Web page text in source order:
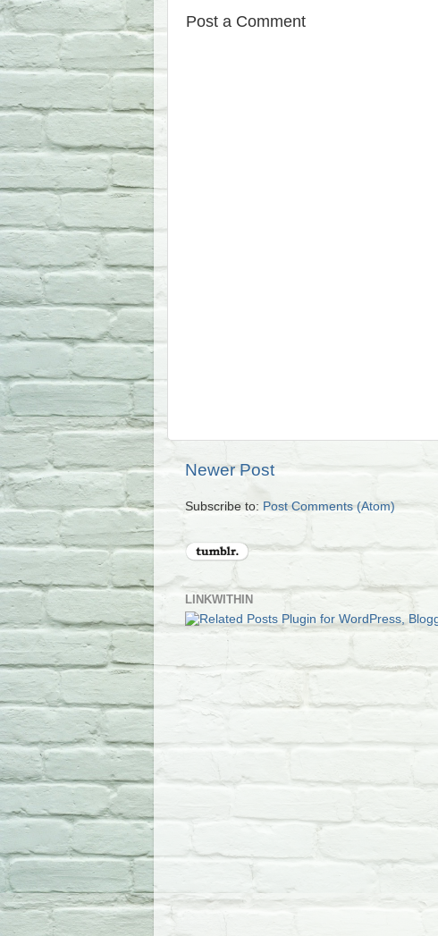
Post a Comment
Newer Post
Subscribe to: Post Comments (Atom)
LINKWITHIN